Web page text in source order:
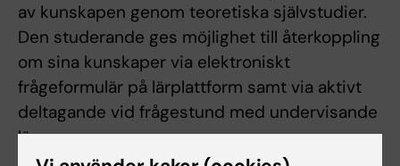
av kunskapen genom teoretiska självstudier.
Den studerande ges möjlighet till återkoppling
om sina kunskaper via elektroniskt
frågeformulär på lärplattform samt via aktivt
deltagande vid frågestund med undervisande
lärare.